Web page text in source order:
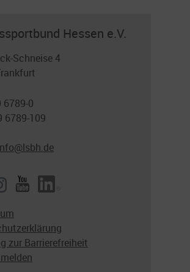
Hessen e.V.
Schneise 4
6789-0
6789-109
zur Barrierefreiheit